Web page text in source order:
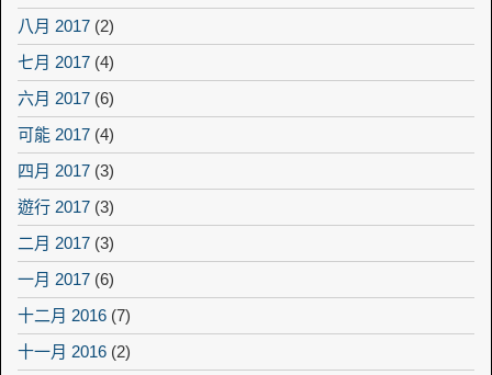
八月 2017 (2)
七月 2017 (4)
六月 2017 (6)
可能 2017 (4)
四月 2017 (3)
遊行 2017 (3)
二月 2017 (3)
一月 2017 (6)
十二月 2016 (7)
十一月 2016 (2)